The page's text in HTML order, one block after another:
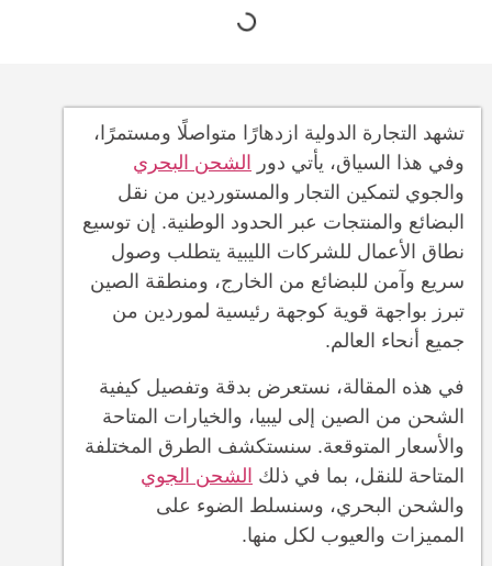
تشهد التجارة الدولية ازدهارًا متواصلًا ومستمرًا،
وفي هذا السياق، يأتي دور
الشحن البحري
والجوي لتمكين التجار والمستوردين من نقل
البضائع والمنتجات عبر الحدود الوطنية. إن توسيع
نطاق الأعمال للشركات الليبية يتطلب وصول
سريع وآمن للبضائع من الخارج، ومنطقة الصين
تبرز بواجهة قوية كوجهة رئيسية لموردين من
جميع أنحاء العالم.
في هذه المقالة، نستعرض بدقة وتفصيل كيفية
الشحن من الصين إلى ليبيا، والخيارات المتاحة
والأسعار المتوقعة. سنستكشف الطرق المختلفة
المتاحة للنقل، بما في ذلك الشحن الجوي
والشحن البحري، وسنسلط الضوء على
المميزات والعيوب لكل منها.